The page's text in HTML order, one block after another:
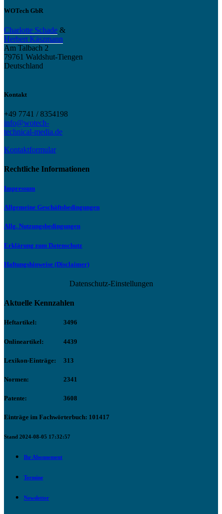
WOTech GbR
Charlotte Schade &
Herbert Käszmann
Am Talbach 2
79761 Waldshut-Tiengen
Deutschland
Kontakt
+49 7741 / 8354198
info@wotech-
technical-media.de
Kontaktformular
Rechtliche Informationen
Impressum
Allgemeine Geschäftsbedingungen
Allg. Nutzungsbedingungen
Erklärung zum Datenschutz
Haftungshinweise (Disclaimer)
Datenschutz-Einstellungen
Aktuelle Kennzahlen
Heftartikel: 3496
Onlineartikel: 4439
Lexikon-Einträge: 313
Normen: 2341
Patente: 3608
Einträge im Fachwörterbuch: 101417
Stand 2024-08-05 17:32:57
Ihr Abonnement
Termine
Newsletter